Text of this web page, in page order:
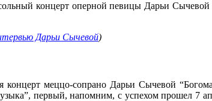
концерт оперной певицы Дарьи
Дарьи Сычевой)
меццо-сопрано Дарьи Сычевой
первый, напомним, с успехом прошел 7